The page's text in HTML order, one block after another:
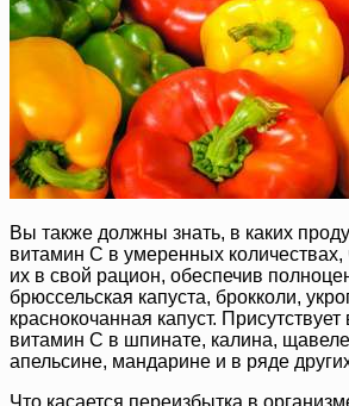
Вы также должны знать, в каких
витамин C в умеренных количествах,
их в свой рацион, обеспечив
брюссельская капуста, брокколи,
краснокочанная капуст.
витамин C в шпинате, калина,
апельсине, мандарине и в ряде
Что касается переизбытка в